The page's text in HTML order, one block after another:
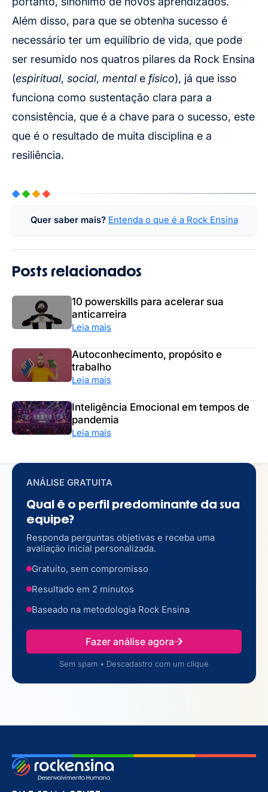
Além disso, para que se obtenha sucesso é
necessário ter um equilíbrio de vida, que pode
ser resumido nos quatros pilares da Rock Ensina
(espiritual, social, mentale físico), já que isso
funciona como sustentação clara para a
consistência, que é a chave para o sucesso, este
que é o resultado de muita disciplina e a
resiliência.
Quer saber mais? Entenda o que é a Rock Ensina
Posts relacionados
10 powerskills para acelerar sua
anticarreira
Leia mais
Autoconhecimento, propósito e
trabalho
Leia mais
Inteligência Emocional em tempos de
pandemia
Leia mais
ANÁLISE GRATUITA
Qual é o perfil predominante da sua
equipe?
Responda perguntas objetivas e receba uma
avaliação inicial personalizada.
Gratuito, sem compromisso
Resultado em 2 minutos
Baseado na metodologia Rock Ensina
Fazer análise agora
Sem spam • Descadastro com um clique